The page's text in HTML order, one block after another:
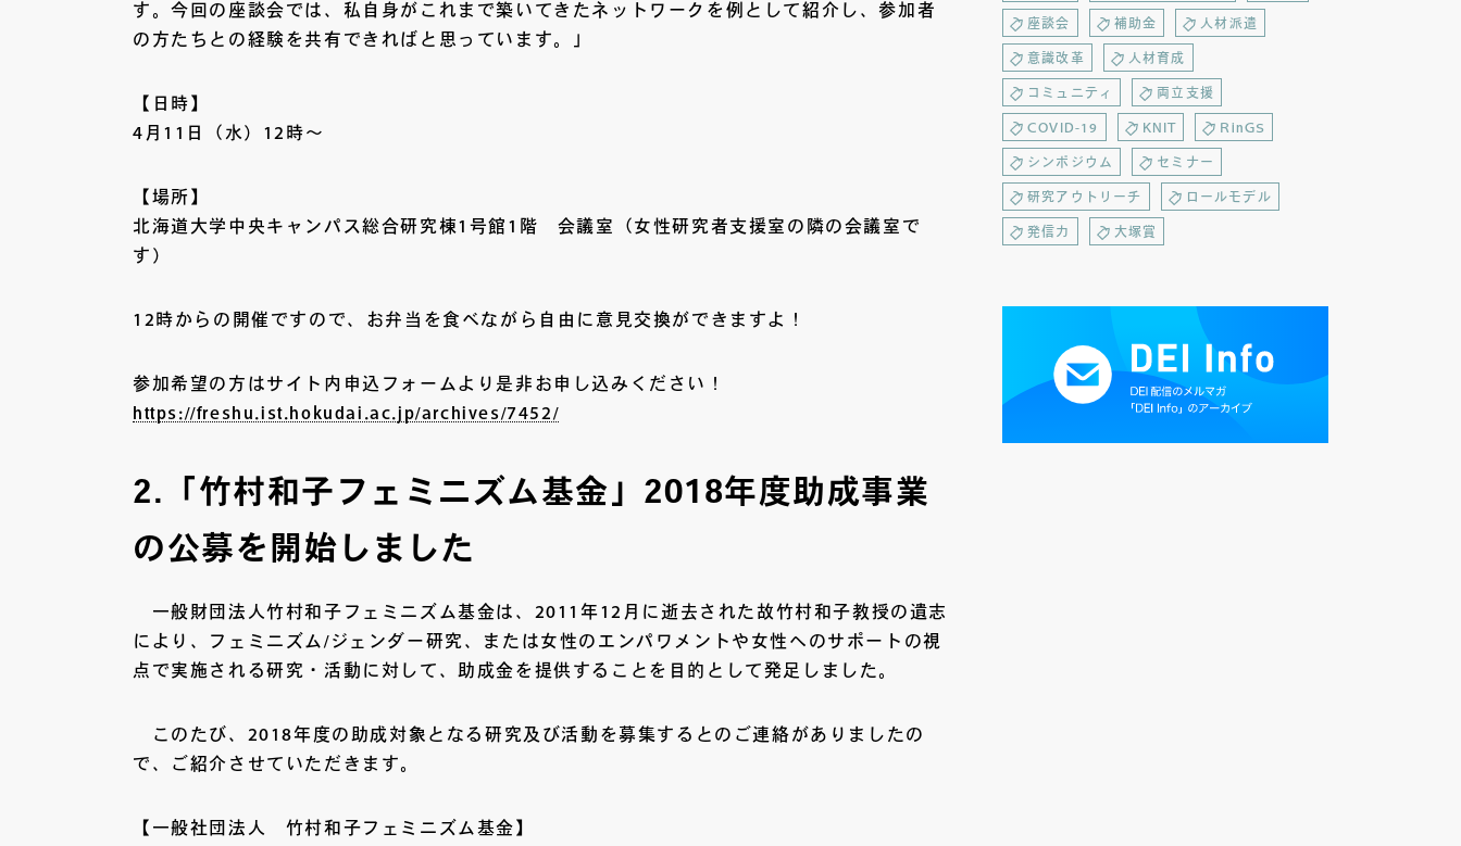
す。今回の座談会では、私自身がこれまで築いてきたネットワークを例として紹介し、参加者
の方たちとの経験を共有できればと思っています。」
【日時】
4月11日（水）12時～
【場所】
北海道大学中央キャンパス総合研究棟1号館1階 会議室（女性研究者支援室の隣の会議室で
す）
12時からの開催ですので、お弁当を食べながら自由に意見交換ができますよ！
参加希望の方はサイト内申込フォームより是非お申し込みください！
https://freshu.ist.hokudai.ac.jp/archives/7452/
2.「竹村和子フェミニズム基金」2018年度助成事業
の公募を開始しました
一般財団法人竹村和子フェミニズム基金は、2011年12月に逝去された故竹村和子教授の遺志
により、フェミニズム/ジェンダー研究、または女性のエンパワメントや女性へのサポートの視
点で実施される研究・活動に対して、助成金を提供することを目的として発足しました。
このたび、2018年度の助成対象となる研究及び活動を募集するとのご連絡がありましたの
で、ご紹介させていただきます。
【一般社団法人 竹村和子フェミニズム基金】
座談会 補助金 人材派遣
意識改革 人材育成
コミュニティ 両立支援
COVID-19 KNIT RinGS
シンポジウム セミナー
研究アウトリーチ ロールモデル
発信力 大塚賞